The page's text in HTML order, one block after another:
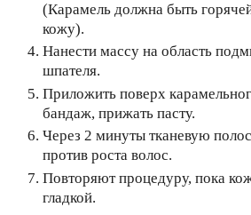
(Карамель должна быть
кожу).
Нанести массу на область
шпателя.
Приложить поверх
бандаж, прижать пасту.
Через 2 минуты тканевую
против роста волос.
Повторяют процедуру, пока
гладкой.